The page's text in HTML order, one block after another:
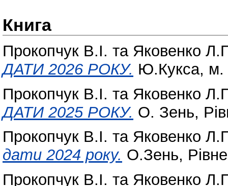
Книга
Прокопчук В.І. та Яковенко
ДАТИ 2026 РОКУ. Ю.Кукса, м.
Прокопчук В.І. та Яковенко
ДАТИ 2025 РОКУ. О. Зень,
Прокопчук В.І. та Яковенко
дати 2024 року. О.Зень,
Прокопчук В.І. та Яковенко